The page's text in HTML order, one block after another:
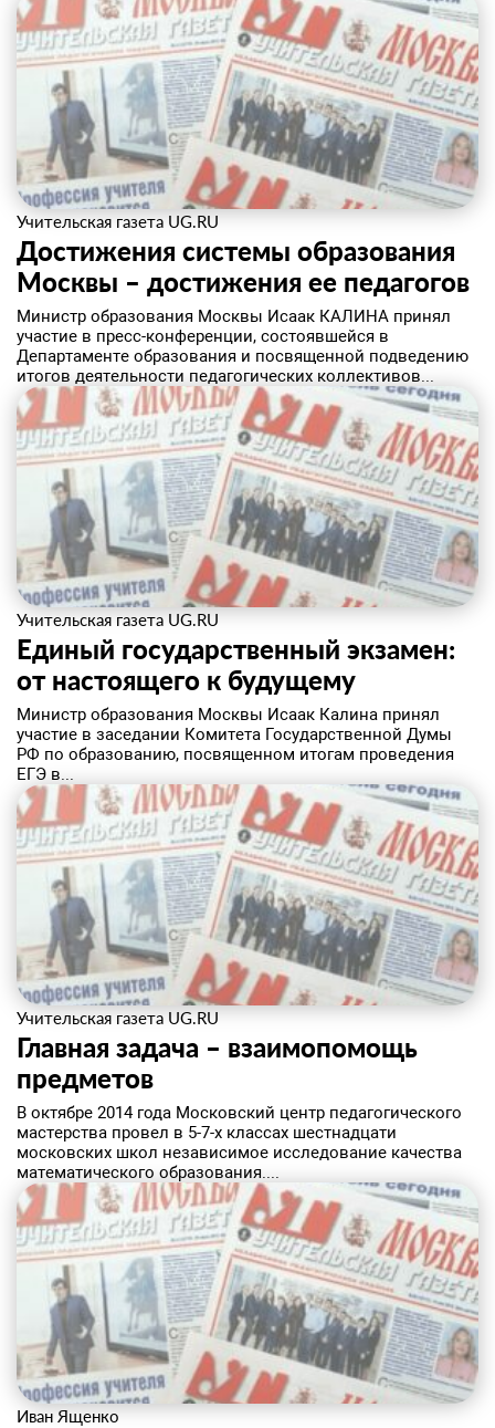
Учительская газета UG.RU
Достижения системы образования
Москвы – достижения ее педагогов
​Министр образования Москвы Исаак КАЛИНА принял
участие в пресс-конференции, состоявшейся в
Департаменте образования и посвященной подведению
итогов деятельности педагогических коллективов...
Учительская газета UG.RU
Единый государственный экзамен:
от настоящего к будущему
Министр образования Москвы Исаак Калина принял
участие в заседании Комитета Государственной Думы
РФ по образованию, посвященном итогам проведения
ЕГЭ в...
Учительская газета UG.RU
Главная задача – взаимопомощь
предметов
В октябре 2014 года Московский центр педагогического
мастерства провел в 5-7-х классах шестнадцати
московских школ независимое исследование качества
математического образования....
Иван Ященко